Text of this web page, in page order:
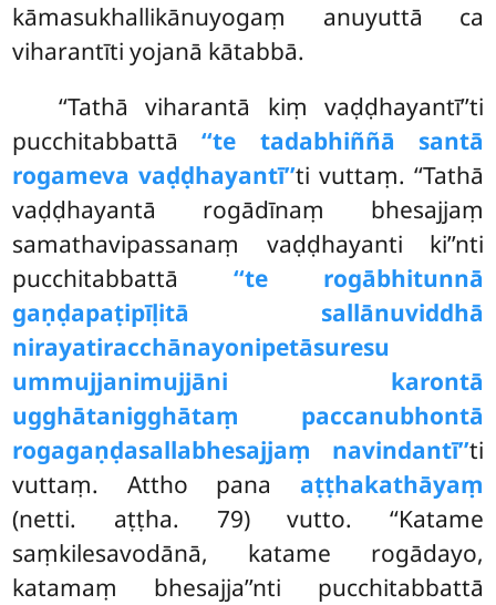
kāmasukhallikānuyogaṃ anuyuttā ca
viharantīti yojanā kātabbā.
‘‘Tathā viharantā kiṃ vaḍḍhayantī’’ti
pucchitabbattā‘‘te tadabhiññā santā
rogameva vaḍḍhayantī’’ti vuttaṃ. ‘‘Tathā
vaḍḍhayantā rogādīnaṃ bhesajjaṃ
samathavipassanaṃ vaḍḍhayanti ki’’nti
pucchitabbattā ‘‘te rogābhitunnā
gaṇḍapaṭipīḷitā sallānuviddhā
nirayatiracchānayonipetāsuresu
ummujjanimujjāni karontā
ugghātanigghātaṃ paccanubhontā
rogagaṇḍasallabhesajjaṃ navindantī’’ti
vuttaṃ. Attho pana aṭṭhakathāyaṃ
(netti. aṭṭha. 79) vutto. ‘‘Katame
saṃkilesavodānā, katame rogādayo,
katamaṃ bhesajja’’nti pucchitabbattā